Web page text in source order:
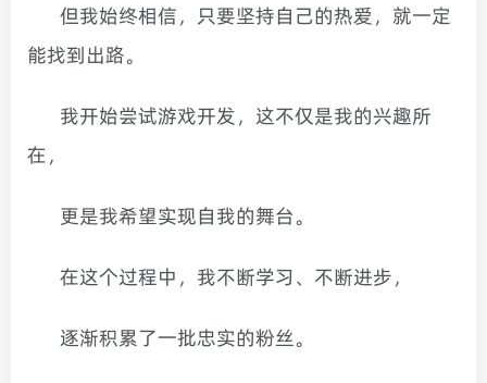
但我始终相信，只要坚持自己的热爱，就一定
能找到出路。
我开始尝试游戏开发，这不仅是我的兴趣所
在，
更是我希望实现自我的舞台。
在这个过程中，我不断学习、不断进步，
逐渐积累了一批忠实的粉丝。